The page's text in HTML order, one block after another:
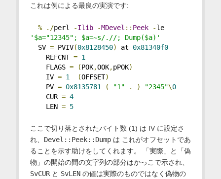
これは例による最良の実演です:
% ./perl -Ilib -MDevel :: Peek -
le
'$a="12345"; $a=~s/.//; Dump($a)'
SV = PVIV(0x8128450) at 0x81340f0
REFCNT = 1
FLAGS = (POK,OOK,pPOK)
IV = 1 (OFFSET)
PV = 0x8135781 ( "1" . ) "2345"\0
CUR = 4
LEN = 5
ここで切り落とされたバイト数 (1) は IV に設定さ
れ、 Devel::Peek::Dumpは これがオフセットであ
ることを示す助けをしてくれます。 「実際」と「偽
物」の開始の間の文字列の部分はかっこで示され、
SvCURと SvLENの値は実際のものではなく偽物の